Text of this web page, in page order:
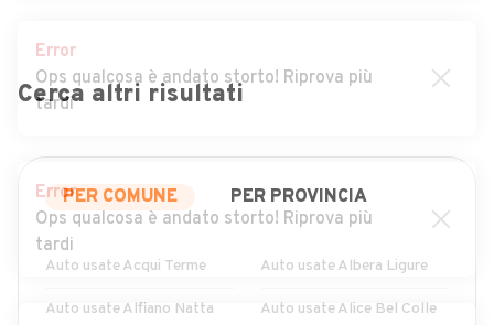
Cerca altri risultati
PER COMUNE PER PROVINCIA
Auto usate Acqui Terme Auto usate Albera Ligure
Auto usate Alfiano Natta Auto usate Alice Bel Colle
Error
Ops qualcosa è andato storto! Riprova più
tardi
Error
Ops qualcosa è andato storto! Riprova più
tardi